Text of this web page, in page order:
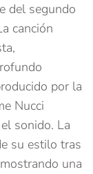
del segundo
canción
por la
Nucci
sonido. La
su estilo tras
una